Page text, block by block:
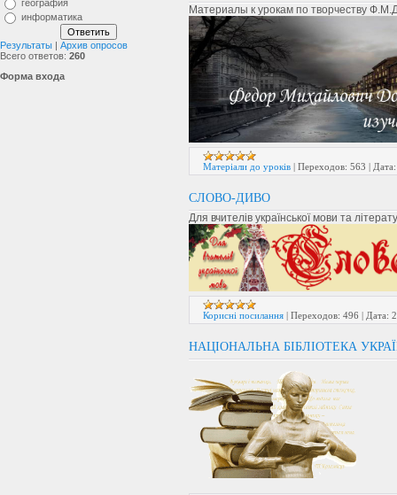
география
информатика
Результаты
Архив опросов
Всего ответов: 260
Форма входа
Материалы к урокам по творчеству
Матеріали до уроків Переходов: 563 Дата:
СЛОВО-ДИВО
Для вчителів української мови та
Корисні посилання Переходов: 496 Дата:
НАЦІОНАЛЬНА БІБЛІОТЕКА